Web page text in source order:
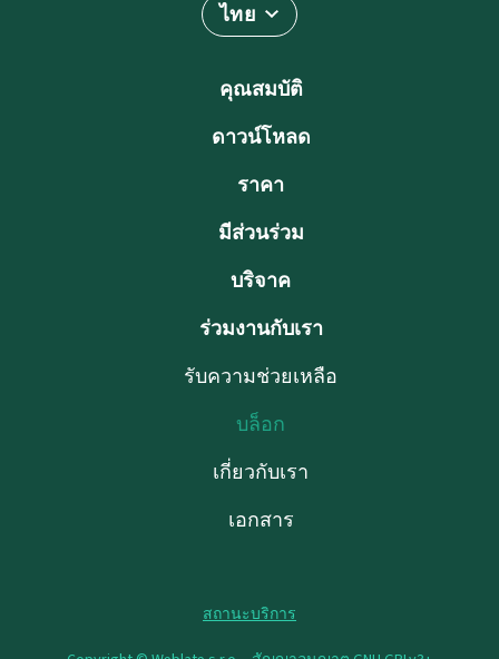
ไทย
คุณสมบัติ
ดาวน์โหลด
ราคา
มีส่วนร่วม
บริจาค
ร่วมงานกับเรา
รับความช่วยเหลือ
บล็อก
เกี่ยวกับเรา
เอกสาร
สถานะบริการ